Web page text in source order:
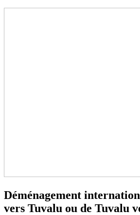
Déménagement
vers Tuvalu ou de Tuvalu